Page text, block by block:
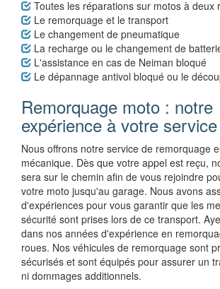
Toutes les réparations sur motos à deux
Le remorquage et le transport
Le changement de pneumatique
La recharge ou le changement de
L'assistance en cas de Neiman bloqué
Le dépannage antivol bloqué ou le
Remorquage moto : notre
expérience à votre service
Nous offrons notre service de remorquage
mécanique. Dès que votre appel est reçu,
sera sur le chemin afin de vous rejoindre
votre moto jusqu'au garage. Nous avons
d'expériences pour vous garantir que les
sécurité sont prises lors de ce transport.
dans nos années d'expérience en
roues. Nos véhicules de remorquage sont
sécurisés et sont équipés pour assurer un
ni dommages additionnels.